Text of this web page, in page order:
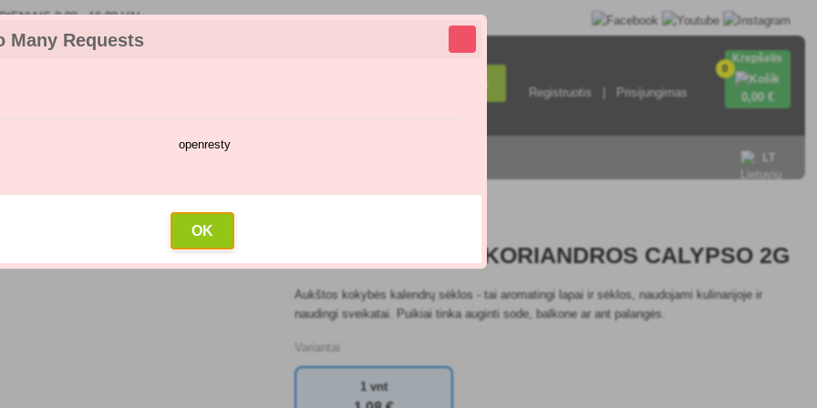
Many Requests
openresty
OK
9:00 - 16:00 VAL
Paieška
Registruotis Prisijungimas
0
Krepšelis
0,00 €
LT
sėklos Koriandros Calypso 2g
GEROS SĖKLOS KORIANDROS CALYPSO 2G
Aukštos kokybės kalendrų sėklos - tai aromatingi lapai ir sėklos, naudojami kulinarijoje ir
naudingi sveikatai. Puikiai tinka auginti sode, balkone ar ant palangės.
Variantai
1 vnt